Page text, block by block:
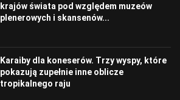
krajów świata pod względem muzeów
plenerowych i skansenów...
Karaiby dla koneserów. Trzy wyspy, które
pokazują zupełnie inne oblicze
tropikalnego raju